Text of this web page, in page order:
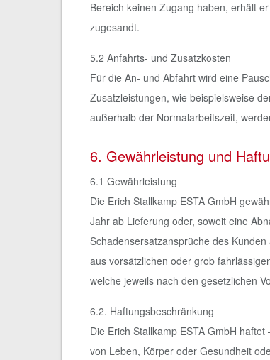
Bereich keinen Zugang haben, erhält
zugesandt.
5.2 Anfahrts- und Zusatzkosten
Für die An- und Abfahrt wird eine
Zusatzleistungen, wie beispielsweise
außerhalb der Normalarbeitszeit,
6. Gewährleistung und
6.1 Gewährleistung
Die Erich Stallkamp ESTA GmbH
Jahr ab Lieferung oder, soweit eine
Schadensersatzansprüche des
aus vorsätzlichen oder grob
welche jeweils nach den gesetzlichen
6.2. Haftungsbeschränkung
Die Erich Stallkamp ESTA GmbH
von Leben, Körper oder Gesundheit